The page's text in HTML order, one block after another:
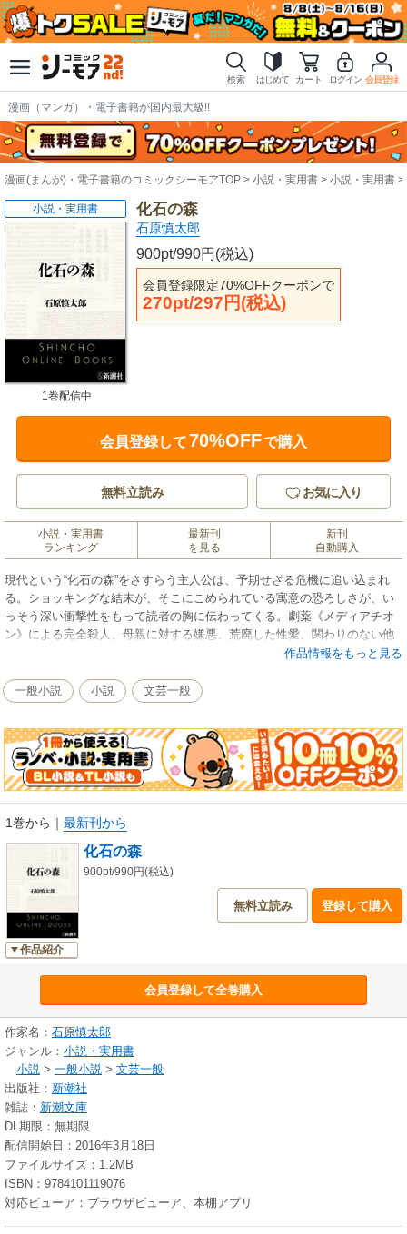
検索 はじめて カート ログイン 会員登録
漫画（マンガ）・電子書籍が国内最大級!!
漫画(まんが)・電子書籍のコミックシーモアTOP 小説・実用書 小説・実用書
化石の森
石原慎太郎
900pt/990円(税込)
会員登録限定70%OFFクーポンで
270pt/297円(税込)
小説・実用書
1巻配信中
会員登録して70%OFFで購入
無料立読み お気に入り
小説・実用書
ランキング
最新刊
を見る
新刊
自動購入
現代という“化石の森”をさすらう主人公は、予期せざる危機に追い込まれ
る。ショッキングな結末が、そこにこめられている寓意の恐ろしさが、い
っそう深い衝撃性をもって読者の胸に伝わってくる。劇薬《メディアチオ
ン》による完全殺人、母親に対する嫌悪、荒廃した性愛、関わりのない他
人への自己破滅的な献身。救い難い矛盾に引き裂かれた医学生・緋本治夫
さらし、他者とは何か、人間の存在とは何かを追求した、渾身の書下ろし
長編。芸術選奨文部大臣賞。
作品情報をもっと見る
一般小説 小説 文芸一般
1巻から ｜ 最新刊から
作品紹介
化石の森
900pt/990円(税込)
無料立読み 登録して購入
会員登録して全巻購入
作家名： 石原慎太郎
ジャンル： 小説・実用書
小説 > 一般小説 > 文芸一般
出版社： 新潮社
雑誌： 新潮文庫
DL期限：無期限
配信開始日：2016年3月18日
ファイルサイズ：1.2MB
ISBN：9784101119076
対応ビューア：ブラウザビューア、本棚アプリ